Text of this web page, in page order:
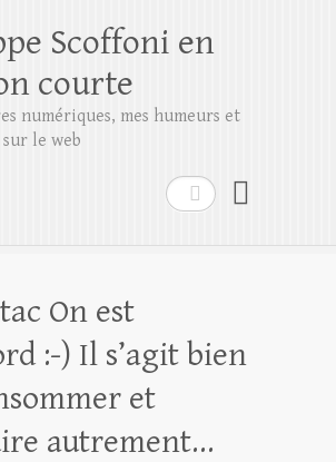
Rechercher
Scoffoni en
courte
numériques, mes humeurs et
sur le web
On est
:-) Il s’agit bien
et
autrement…